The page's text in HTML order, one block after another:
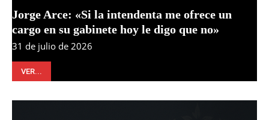
Jorge Arce: «Si la intendenta me ofrece un
cargo en su gabinete hoy le digo que no»
31 de julio de 2026
VER...